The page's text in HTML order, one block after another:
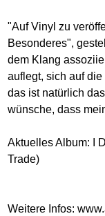
"Auf Vinyl zu
Besonderes",
dem Klang
auflegt, sich auf
das ist natürlich
wünsche, dass
Aktuelles Album: I
Trade)
Weitere Infos: